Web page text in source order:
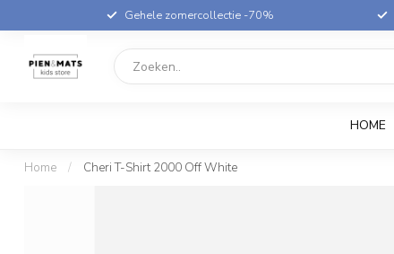
Gehele zomercollectie -70%
HOME
Home / Cheri T-Shirt 2000 Off White